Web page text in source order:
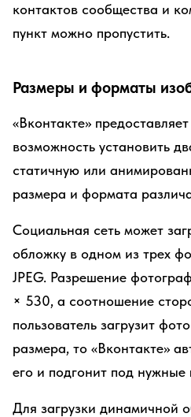
контактов сообщества и
пункт можно пропустить.
Размеры и форматы
«Вконтакте»
возможность установить
статичную или
размера и формата
Социальная сеть может
обложку в одном из трех
JPEG. Разрешение
× 530, а соотношение
пользователь загрузит
размера, то «Вконтакте»
его и подгонит под
Для загрузки динамичной